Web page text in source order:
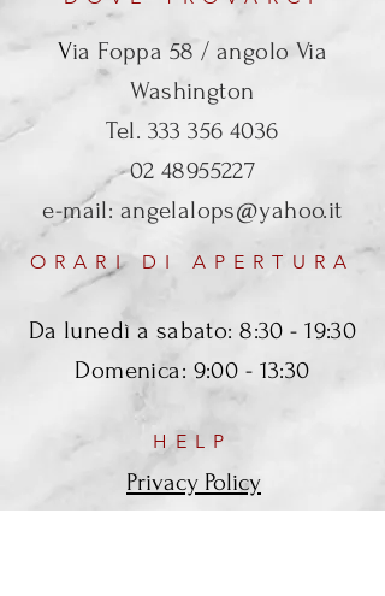
Via Foppa 58 / angolo Via
Washington
Tel. 333 356 4036
02 48955227
e-mail: angelalops@yahoo.it
ORARI DI APERTURA
Da lunedì a sabato: 8:30 - 19:30
Domenica: 9:00 - 13:30
HELP
Privacy Policy